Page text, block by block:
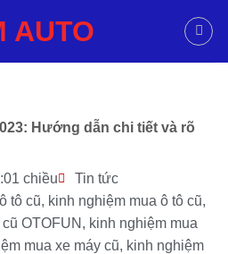
Hướng dẫn chi tiết và rõ
chiều
Tin tức
tô cũ, kinh nghiệm mua ô tô cũ,
OTOFUN , kinh nghiệm mua
mua xe máy cũ, kinh nghiệm